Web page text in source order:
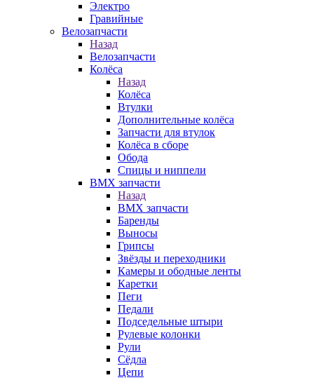
Электро
Гравийные
Велозапчасти
Назад
Велозапчасти
Колёса
Назад
Колёса
Втулки
Дополнительные колёса
Запчасти для втулок
Колёса в сборе
Обода
Спицы и ниппели
BMX запчасти
Назад
BMX запчасти
Баренды
Выносы
Грипсы
Звёзды и переходники
Камеры и ободные ленты
Каретки
Пеги
Педали
Подседельные штыри
Рулевые колонки
Рули
Сёдла
Цепи